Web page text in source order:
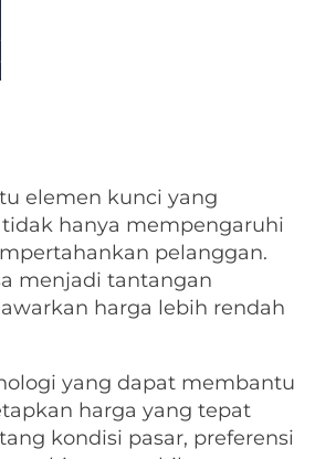
elemen kunci yang
hanya mempengaruhi
pelanggan.
menjadi tantangan
harga lebih rendah
yang dapat membantu
harga yang tepat
kondisi pasar, preferensi